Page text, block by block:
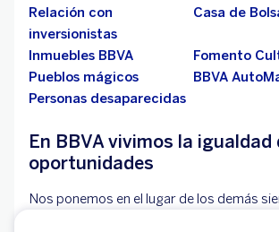
Relación con
inversionistas
Casa de
Inmuebles BBVA
Fomento
Pueblos mágicos
BBVA
Personas desaparecidas
En BBVA vivimos la igualdad
oportunidades
Nos ponemos en el lugar de los demás